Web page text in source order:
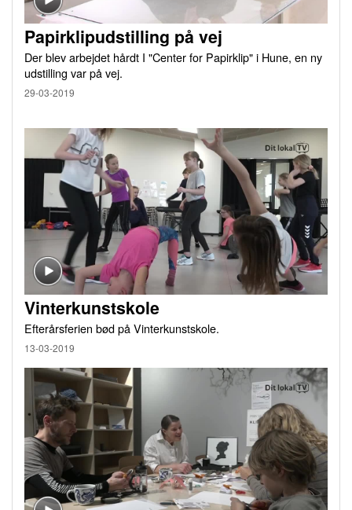
Papirklipudstilling på vej
Der blev arbejdet hårdt I "Center for Papirklip" i Hune, en ny
udstilling var på vej.
29-03-2019
Vinterkunstskole
Efterårsferien bød på Vinterkunstskole.
13-03-2019